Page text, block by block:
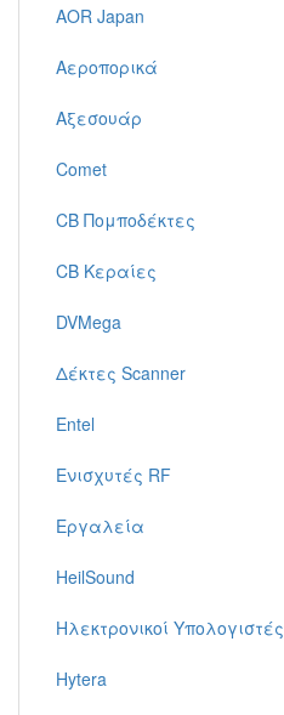
AOR Japan
Αεροπορικά
Αξεσουάρ
Comet
CB Πομποδέκτες
CB Κεραίες
DVMega
Δέκτες Scanner
Entel
Ενισχυτές RF
Εργαλεία
HeilSound
Ηλεκτρονικοί Υπολογιστές
Hytera